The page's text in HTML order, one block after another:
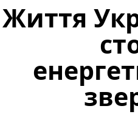
Життя